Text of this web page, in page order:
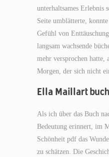
unterhaltsames Erlebnis
Seite umblätterte,
Gefühl von
langsam wachsende
mehr versprochen hatte,
Morgen, der sich nicht
Ella Maillart
Als ich über das Buch
Bedeutung erinnert, im
Schönheit pdf das
zu schätzen. Die